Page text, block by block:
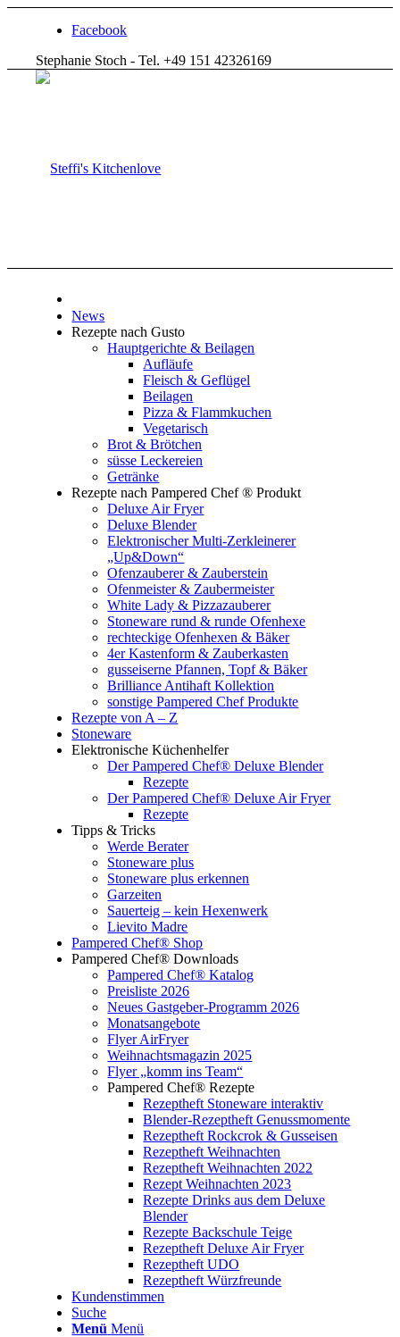
Facebook
Stephanie Stoch - Tel. +49 151 42326169
News
Rezepte nach Gusto
Hauptgerichte & Beilagen
Aufläufe
Fleisch & Geflügel
Beilagen
Pizza & Flammkuchen
Vegetarisch
Brot & Brötchen
süsse Leckereien
Getränke
Rezepte nach Pampered Chef ® Produkt
Deluxe Air Fryer
Deluxe Blender
Elektronischer Multi-Zerkleinerer
„Up&Down“
Ofenzauberer & Zauberstein
Ofenmeister & Zaubermeister
White Lady & Pizzazauberer
Stoneware rund & runde Ofenhexe
rechteckige Ofenhexen & Bäker
4er Kastenform & Zauberkasten
gusseiserne Pfannen, Topf & Bäker
Brilliance Antihaft Kollektion
sonstige Pampered Chef Produkte
Rezepte von A – Z
Stoneware
Elektronische Küchenhelfer
Der Pampered Chef® Deluxe Blender
Rezepte
Der Pampered Chef® Deluxe Air Fryer
Rezepte
Tipps & Tricks
Werde Berater
Stoneware plus
Stoneware plus erkennen
Garzeiten
Sauerteig – kein Hexenwerk
Lievito Madre
Pampered Chef® Shop
Pampered Chef® Downloads
Pampered Chef® Katalog
Preisliste 2026
Neues Gastgeber-Programm 2026
Monatsangebote
Flyer AirFryer
Weihnachtsmagazin 2025
Flyer „komm ins Team“
Pampered Chef® Rezepte
Rezeptheft Stoneware interaktiv
Blender-Rezeptheft Genussmomente
Rezeptheft Rockcrok & Gusseisen
Rezeptheft Weihnachten
Rezeptheft Weihnachten 2022
Rezept Weihnachten 2023
Rezepte Drinks aus dem Deluxe
Blender
Rezepte Backschule Teige
Rezeptheft Deluxe Air Fryer
Rezeptheft UDO
Rezeptheft Würzfreunde
Kundenstimmen
Suche
Menü Menü